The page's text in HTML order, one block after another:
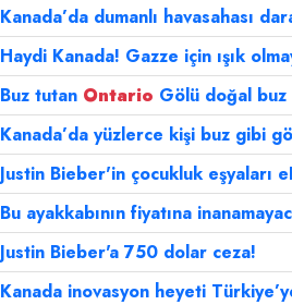
Kanada’da dumanlı havasahası
Haydi Kanada! Gazze için ışık
Buz tutan Ontario Gölü doğal buz
Kanada’da yüzlerce kişi buz gibi
Justin Bieber'in çocukluk eşyaları
Bu ayakkabının fiyatına
Justin Bieber'a 750 dolar ceza!
Kanada inovasyon heyeti